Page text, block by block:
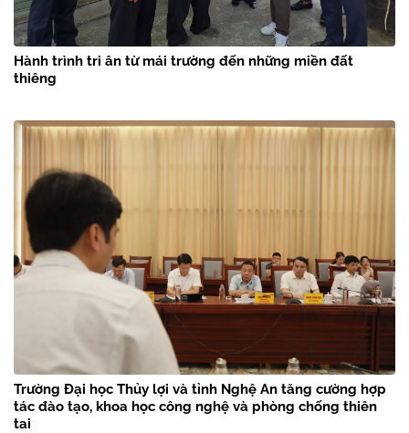
Hành trình tri ân từ mái trường đến những miền đất
thiêng
Trường Đại học Thủy lợi và tỉnh Nghệ An tăng cường hợp
tác đào tạo, khoa học công nghệ và phòng chống thiên
tai